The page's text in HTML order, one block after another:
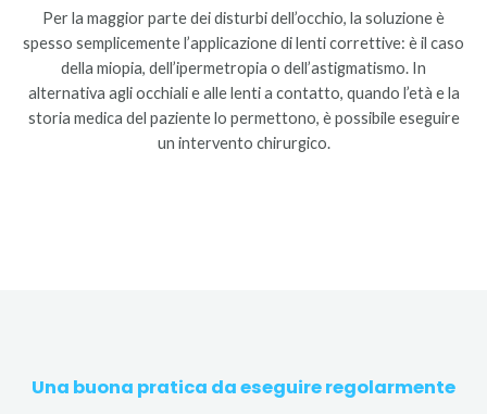
Per la maggior parte dei disturbi dell’occhio, la soluzione è
spesso semplicemente l’applicazione di lenti correttive: è il caso
della miopia, dell’ipermetropia o dell’astigmatismo. In
alternativa agli occhiali e alle lenti a contatto, quando l’età e la
storia medica del paziente lo permettono, è possibile eseguire
un intervento chirurgico.
Una buona pratica da eseguire regolarmente